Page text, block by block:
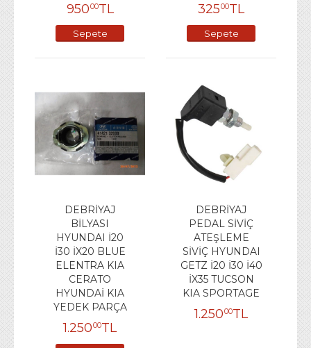
95000TL
Sepete
32500TL
Sepete
DEBRİYAJ
BİLYASI
HYUNDAI İ20
İ30 İX20 BLUE
ELENTRA KIA
CERATO
HYUNDAİ KIA
YEDEK PARÇA
1.25000TL
DEBRİYAJ
PEDAL SİVİÇ
ATEŞLEME
SİVİÇ HYUNDAI
GETZ İ20 İ30 İ40
İX35 TUCSON
KIA SPORTAGE
1.25000TL